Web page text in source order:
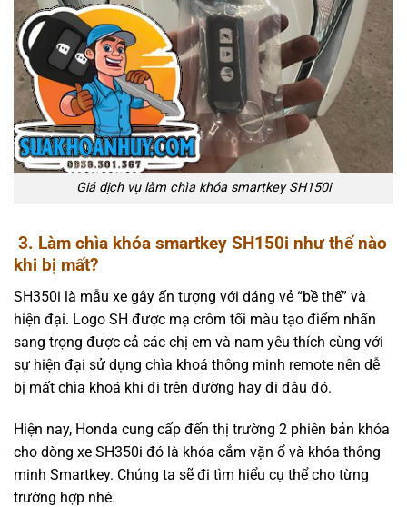
Giá dịch vụ làm chìa khóa smartkey SH150i
3. Làm chìa khóa smartkey SH150i như thế nào
khi bị mất?
SH350i là mẫu xe gây ấn tượng với dáng vẻ “bề thế” và
hiện đại. Logo SH được mạ crôm tối màu tạo điểm nhấn
sang trọng được cả các chị em và nam yêu thích cùng với
sự hiện đại sử dụng chìa khoá thông minh remote nên dễ
bị mất chìa khoá khi đi trên đường hay đi đâu đó.
Hiện nay, Honda cung cấp đến thị trường 2 phiên bản khóa
cho dòng xe SH350i đó là khóa cắm vặn ổ và khóa thông
minh Smartkey. Chúng ta sẽ đi tìm hiểu cụ thể cho từng
trường hợp nhé.